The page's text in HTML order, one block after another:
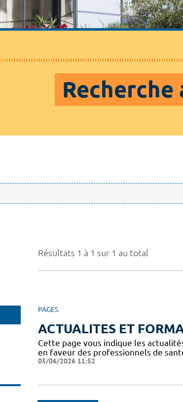
Recherche
Résultats 1 à 1 sur 1 au total
PAGES
ACTUALITES ET
Cette page vous indique les
en faveur des professionnels de
05/06/2026 11:52